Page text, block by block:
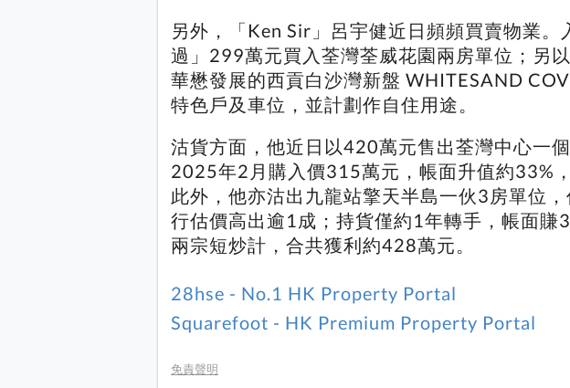
另外，「Ken Sir」呂宇健近日頻頻買賣物業。
過」299萬元買入荃灣荃威花園兩房單位；另
華懋發展的西貢白沙灣新盤 WHITESAND
特色戶及車位，並計劃作自住用途。
沽貨方面，他近日以420萬元售出荃灣中心一
2025年2月購入價315萬元，帳面升值約33%
此外，他亦沽出九龍站擎天半島一伙3房單位
行估價高出逾1成；持貨僅約1年轉手，帳面賺
兩宗短炒計，合共獲利約428萬元。
28hse - No.1 HK Property Portal
Squarefoot - HK Premium Property Portal
免責聲明